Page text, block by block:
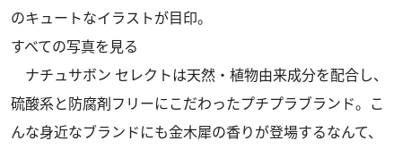
のキュートなイラストが目印。
すべての写真を見る
ナチュサボン セレクトは天然・植物由来成分を配合し、
硫酸系と防腐剤フリーにこだわったプチプラブランド。こ
んな身近なブランドにも金木犀の香りが登場するなんて、